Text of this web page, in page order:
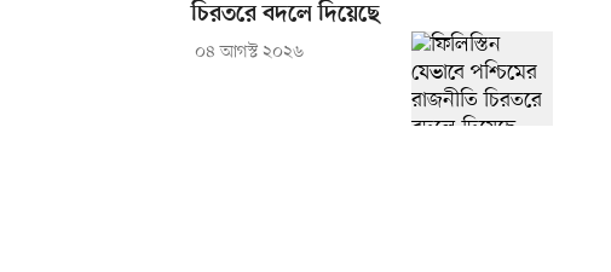
চিরতরে বদলে দিয়েছে
০৪ আগস্ট ২০২৬